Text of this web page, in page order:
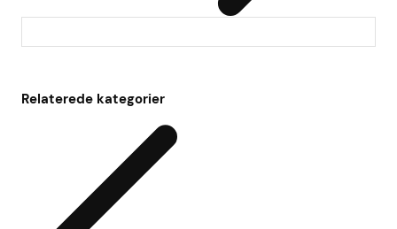
Relaterede kategorier